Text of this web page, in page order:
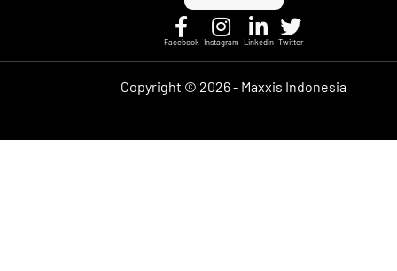
Facebook Instagram Linkedin Twitter
Copyright © 2026 - Maxxis Indonesia